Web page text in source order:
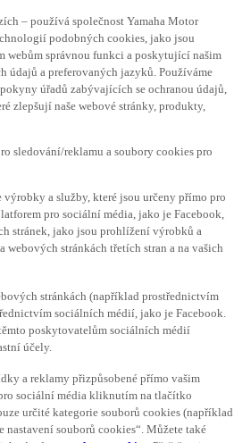
– používá společnost Yamaha Motor
podobných cookies, jako jsou
webům správnou funkci a poskytující našim
údajů a preferovaných jazyků. Používáme
úřadů zabývajících se ochranou údajů,
zlepšují naše webové stránky, produkty,
sledování/reklamu a soubory cookies pro
a služby, které jsou určeny přímo pro
pro sociální média, jako je Facebook,
stránek, jako jsou prohlížení výrobků a
stránkách třetích stran a na vašich
stránkách (například prostřednictvím
sociálních médií, jako je Facebook.
poskytovatelům sociálních médií
účely.
a reklamy přizpůsobené přímo vašim
sociální média kliknutím na tlačítko
určité kategorie souborů cookies (například
souborů cookies“. Můžete také